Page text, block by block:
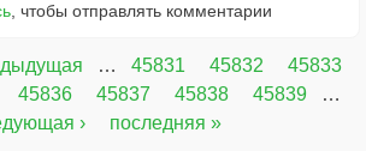
, чтобы отправлять комментарии
… 45831 45832
45833
45836 45837 45838 45839
…
›
последняя »